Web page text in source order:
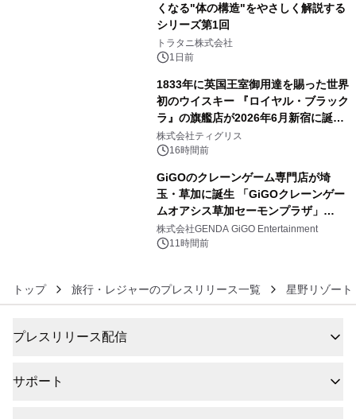
くなる"体の構造"をやさしく解説する
シリーズ第1回
トラタニ株式会社
1日前
1833年に英国王室御用達を賜った世界
初のウイスキー 『ロイヤル・ブラック
ラ』の旗艦店が2026年6月新宿に誕
生 バカルディ ジャパンと連携した
没入型バー「BAR Arca」
株式会社ティグリス
16時間前
GiGOのクレーンゲーム専門店が埼
玉・草加に誕生 「GiGOクレーンゲー
ムオアシス草加セーモンプラザ」
2026年8月7日(金)10時グランドオープ
ン
株式会社GENDA GiGO Entertainment
11時間前
トップ 旅行・レジャーのプレスリリース一覧 星野リゾート
プレスリリース配信
サポート